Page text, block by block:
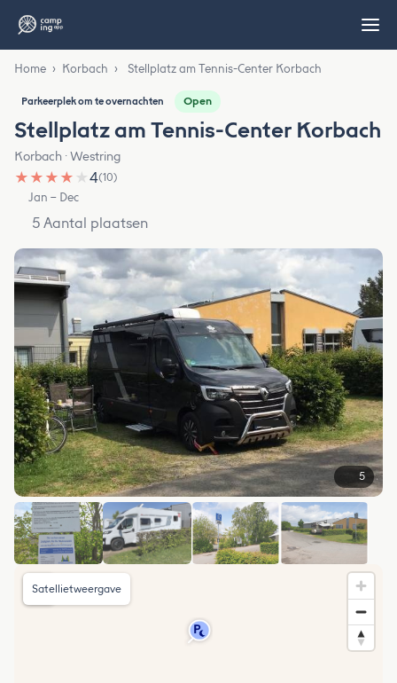
Home › Korbach › Stellplatz am Tennis-Center Korbach
Parkeerplek om te overnachten Open
Stellplatz am Tennis-Center Korbach
Korbach · Westring
★ ★ ★ ★ ★4(10)
Jan – Dec
5 Aantal plaatsen
5
Satellietweergave